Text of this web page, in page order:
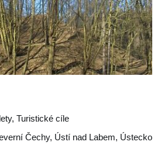
Turistické cíle
Čechy, Ústí nad Labem, Ústecko